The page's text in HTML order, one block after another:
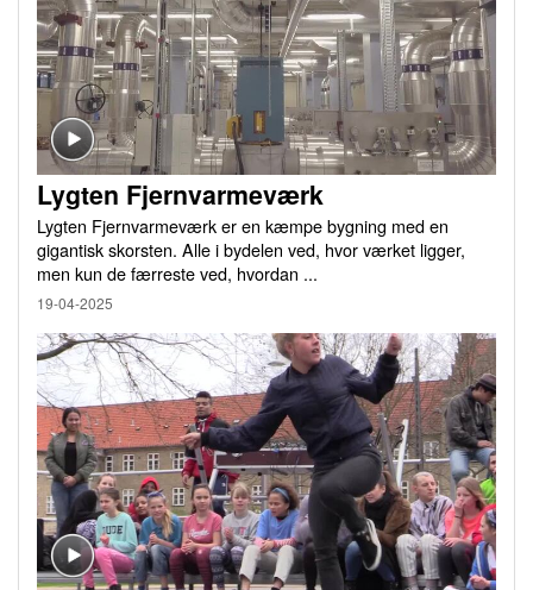
Lygten Fjernvarmeværk
Lygten Fjernvarmeværk er en kæmpe bygning med en
gigantisk skorsten. Alle i bydelen ved, hvor værket ligger,
men kun de færreste ved, hvordan ...
19-04-2025